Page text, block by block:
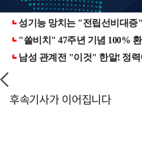
후속기사가 이어집니다